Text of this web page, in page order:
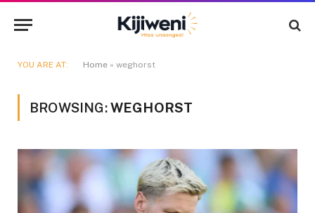
YOU ARE AT: Home » weghorst
BROWSING:WEGHORST